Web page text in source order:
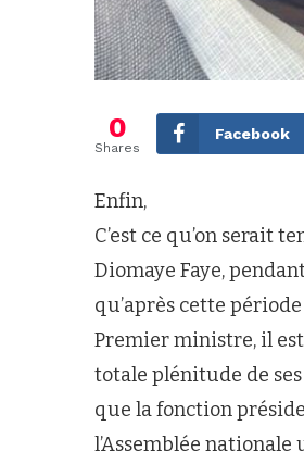
0
Shares
Facebook
Enfin,
C’est ce qu’on serait
Diomaye Faye,
qu’après cette
Premier ministre, il
totale plénitude de ses
que la fonction
l’Assemblée